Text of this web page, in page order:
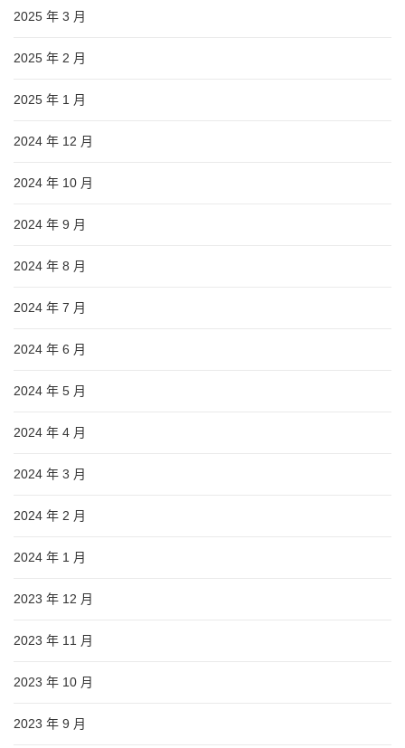
2025 年 3 月
2025 年 2 月
2025 年 1 月
2024 年 12 月
2024 年 10 月
2024 年 9 月
2024 年 8 月
2024 年 7 月
2024 年 6 月
2024 年 5 月
2024 年 4 月
2024 年 3 月
2024 年 2 月
2024 年 1 月
2023 年 12 月
2023 年 11 月
2023 年 10 月
2023 年 9 月